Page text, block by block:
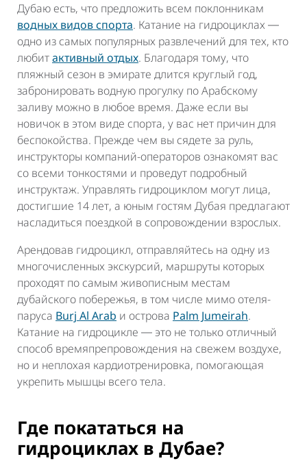
Дубаю есть, что предложить всем поклонникам
водных видов спорта. Катание на гидроциклах ―
одно из самых популярных развлечений для тех, кто
любитактивный отдых. Благодаря тому, что
пляжный сезон в эмирате длится круглый год,
забронировать водную прогулку по Арабскому
заливу можно в любое время. Даже если вы
новичок в этом виде спорта, у вас нет причин для
беспокойства. Прежде чем вы сядете за руль,
инструкторы компаний-операторов ознакомят вас
со всеми тонкостями и проведут подробный
инструктаж. Управлять гидроциклом могут лица,
достигшие 14 лет, а юным гостям Дубая предлагают
насладиться поездкой в сопровождении взрослых.
Арендовав гидроцикл, отправляйтесь на одну из
многочисленных экскурсий, маршруты которых
проходят по самым живописным местам
дубайского побережья, в том числе мимо отеля-
паруса Burj Al Arab и острова Palm Jumeirah.
Катание на гидроцикле ― это не только отличный
способ времяпрепровождения на свежем воздухе,
но и неплохая кардиотренировка, помогающая
укрепить мышцы всего тела.
Где покататься на
гидроциклах в Дубае?